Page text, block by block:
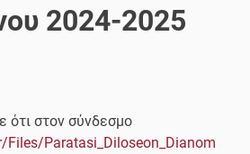
2024-2025
ότι στον σύνδεσμο
Paratasi_Diloseon_Dianom